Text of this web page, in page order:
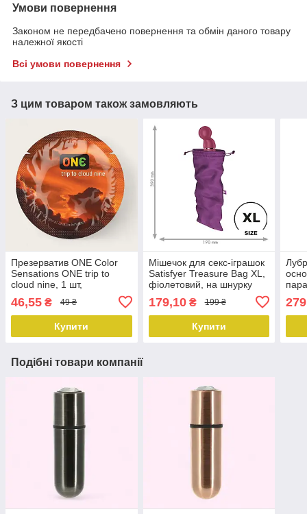
Умови повернення
Законом не передбачено повернення та обмін даного товару
належної якості
Всі умови повернення
З цим товаром також замовляють
Презерватив ONE Color
Sensations ONE trip to
cloud nine, 1 шт,
гладенький, зі змазкою
46,55 ₴ 49 ₴
Купити
Мішечок для секс-іграшок
Satisfyer Treasure Bag XL,
фіолетовий, на шнурку
179,10₴ 199 ₴
Купити
Подібні товари компанії